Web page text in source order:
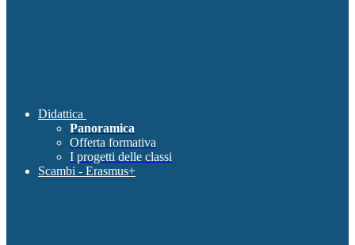
Didattica
Panoramica
Offerta formativa
I progetti delle classi
Scambi - Erasmus+